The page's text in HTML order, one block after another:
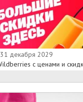
декабря 2029
с ценами и